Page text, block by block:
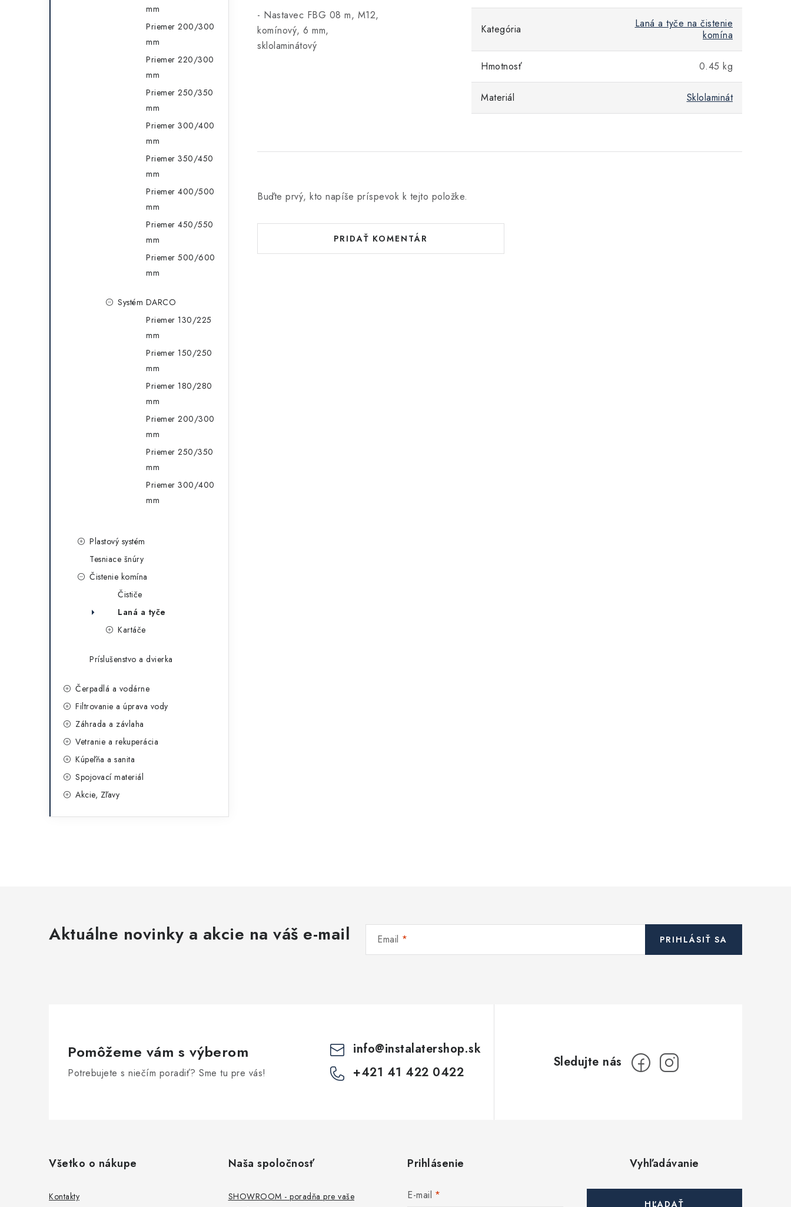
mm
Priemer 200/300
mm
Priemer 220/300
mm
Priemer 250/350
mm
Priemer 300/400
mm
Priemer 350/450
mm
Priemer 400/500
mm
Priemer 450/550
mm
Priemer 500/600
mm
Systém DARCO
Priemer 130/225
mm
Priemer 150/250
mm
Priemer 180/280
mm
Priemer 200/300
mm
Priemer 250/350
mm
Priemer 300/400
mm
Plastový systém
Tesniace šnúry
Čistenie komína
Čističe
Laná a tyče
Kartáče
Príslušenstvo a dvierka
Čerpadlá a vodárne
Filtrovanie a úprava vody
Záhrada a závlaha
Vetranie a rekuperácia
Kúpeľňa a sanita
Spojovací materiál
Akcie, Zľavy
- Nastavec FBG 08 m, M12,
komínový, 6 mm,
sklolaminátový
Kategória
Laná a tyče na čistenie
komína
Hmotnosť 0.45 kg
Materiál Sklolaminát
Buďte prvý, kto napíše príspevok k tejto položke.
PRIDAŤ KOMENTÁR
Aktuálne novinky a akcie na váš e-mail Email PRIHLÁSIŤ SA
Pomôžeme vám s výberom
Potrebujete s niečím poradiť? Sme tu pre vás!
info@instalatershop.sk
+421 41 422 0422
Všetko o nákupe
Kontakty
Naša spoločnosť
SHOWROOM - poradňa pre vaše
Prihlásenie
E-mail
Vyhľadávanie
HĽADAŤ